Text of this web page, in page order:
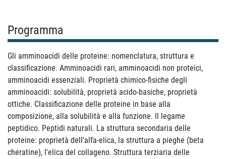
Programma
Gli amminoacidi delle proteine: nomenclatura, struttura e
classificazione. Amminoacidi rari, amminoacidi non proteici,
amminoacidi essenziali. Proprietà chimico-fisiche degli
amminoacidi: solubilità, proprietà acido-basiche, proprietà
ottiche. Classificazione delle proteine in base alla
composizione, alla solubilità e alla funzione. Il legame
peptidico. Peptidi naturali. La struttura secondaria delle
proteine: proprietà dell'alfa-elica, la struttura a pieghe (beta
cheratine), l'elica del collageno. Struttura terziaria delle